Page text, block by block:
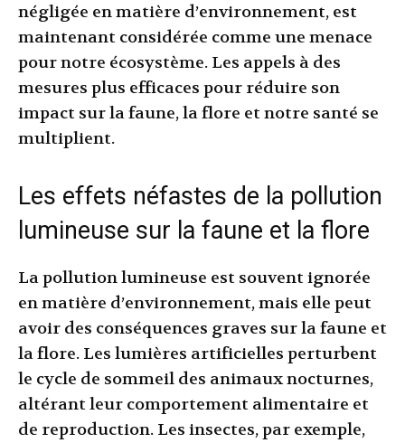
négligée en matière d’environnement, est
maintenant considérée comme une menace
pour notre écosystème. Les appels à des
mesures plus efficaces pour réduire son
impact sur la faune, la flore et notre santé se
multiplient.
Les effets néfastes de la pollution
lumineuse sur la faune et la flore
La pollution lumineuse est souvent ignorée
en matière d’environnement, mais elle peut
avoir des conséquences graves sur la faune et
la flore. Les lumières artificielles perturbent
le cycle de sommeil des animaux nocturnes,
altérant leur comportement alimentaire et
de reproduction. Les insectes, par exemple,